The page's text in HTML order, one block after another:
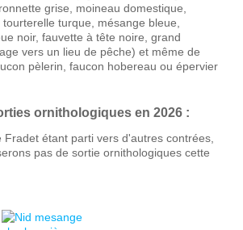
grise, moineau domestique,
turque, mésange bleue,
noir, fauvette à tête noire, grand
vers un lieu de pêche) et même de
pèlerin, faucon hobereau ou épervier
ornithologiques en 2026 :
Fradet étant parti vers d'autres contrées,
pas de sortie ornithologiques cette